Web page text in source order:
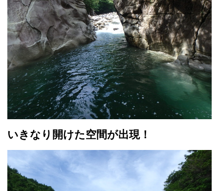
いきなり開けた空間が出現！